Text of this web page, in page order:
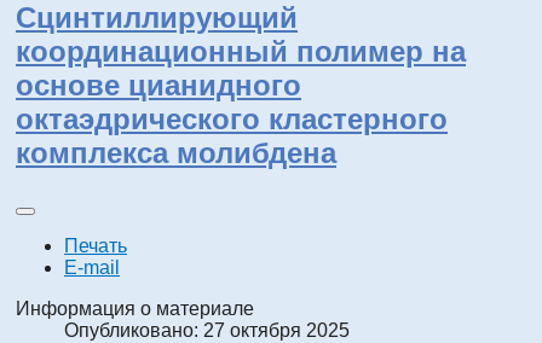
Сцинтиллирующий
координационный полимер на
основе цианидного
октаэдрического кластерного
комплекса молибдена
Печать
E-mail
Информация о материале
Опубликовано: 27 октября 2025